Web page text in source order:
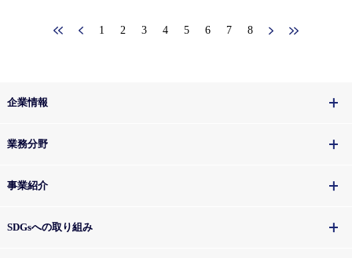
1 2 3 4 5 6 7 8
企業情報
業務分野
事業紹介
SDGsへの取り組み